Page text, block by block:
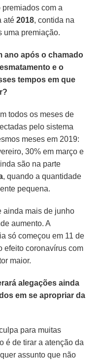
com a
até2018, contida na
uma premiação.
ano após o chamado
e o
tempos em que
todos os meses de
pelo sistema
meses em 2019:
30% em março e
são na parte
, quando a quantidade
pequena.
ainda mais de junho
aumento. A
só começou em 11 de
efeito coronavírus com
maior.
alegações ainda
em se apropriar da
para muitas
é de tirar a atenção da
assunto que não